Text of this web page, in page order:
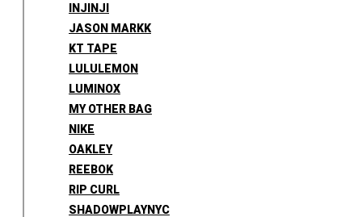
INJINJI
JASON MARKK
KT TAPE
LULULEMON
LUMINOX
MY OTHER BAG
NIKE
OAKLEY
REEBOK
RIP CURL
SHADOWPLAYNYC